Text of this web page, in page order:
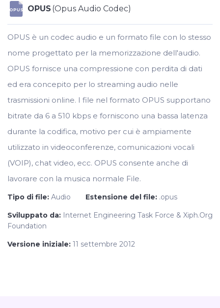
OPUS OPUS (Opus Audio Codec)
OPUS è un codec audio e un formato file con lo stesso
nome progettato per la memorizzazione dell'audio.
OPUS fornisce una compressione con perdita di dati
ed era concepito per lo streaming audio nelle
trasmissioni online. I file nel formato OPUS supportano
bitrate da 6 a 510 kbps e forniscono una bassa latenza
durante la codifica, motivo per cui è ampiamente
utilizzato in videoconferenze, comunicazioni vocali
(VOIP), chat video, ecc. OPUS consente anche di
lavorare con la musica normale File.
Tipo di file: Audio Estensione del file: .opus
Sviluppato da: Internet Engineering Task Force & Xiph.Org
Foundation
Versione iniziale: 11 settembre 2012